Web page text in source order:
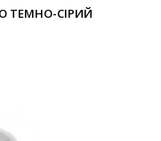
ТЕМНО-СІРИЙ